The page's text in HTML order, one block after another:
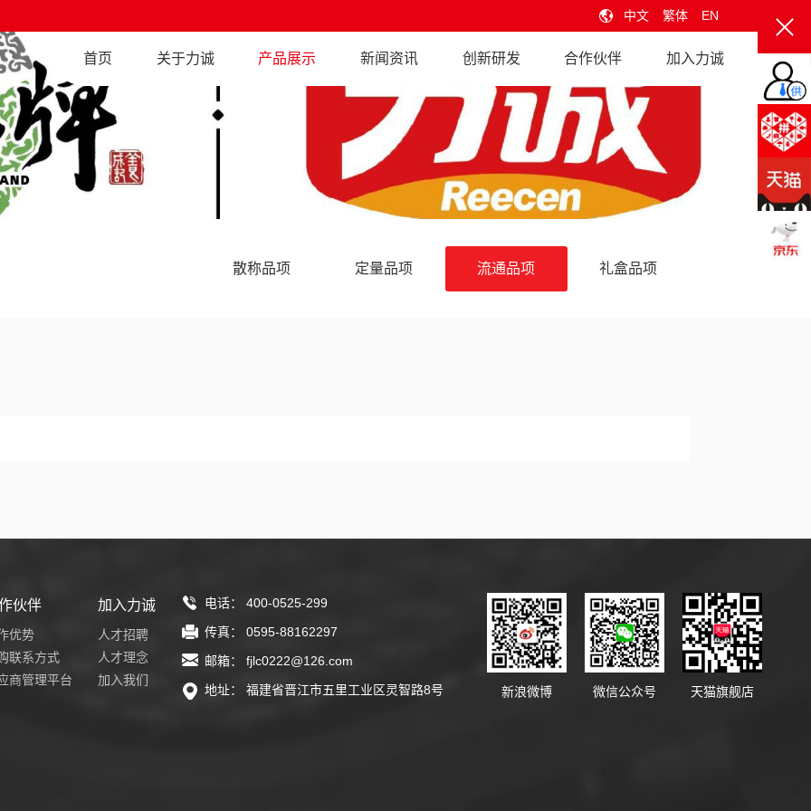
中文 繁体 EN
首页 关于力诚 产品展示 新闻资讯 创新研发 合作伙伴 加入力诚
散称品项 定量品项 流通品项 礼盒品项
伙伴
优势
联系方式
商管理平台
加入力诚
人才招聘
人才理念
加入我们
电话： 400-0525-299
传真： 0595-88162297
邮箱： fjlc0222@126.com
地址： 福建省晋江市五里工业区灵智路8号
新浪微博 微信公众号 天猫旗舰店